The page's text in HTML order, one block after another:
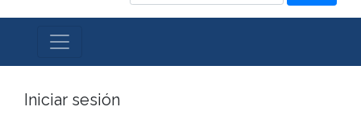
Iniciar sesión